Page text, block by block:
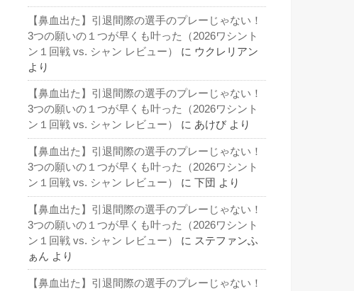
【鼻血出た】引退間際の選手のプレーじゃない！
3つの願いの１つが早くも叶った（2026ワシント
ン１回戦 vs. シャン レビュー）
に ウクレリアン
より
【鼻血出た】引退間際の選手のプレーじゃない！
3つの願いの１つが早くも叶った（2026ワシント
ン１回戦 vs. シャン レビュー）
に あけび より
【鼻血出た】引退間際の選手のプレーじゃない！
3つの願いの１つが早くも叶った（2026ワシント
ン１回戦 vs. シャン レビュー）
に 下団 より
【鼻血出た】引退間際の選手のプレーじゃない！
3つの願いの１つが早くも叶った（2026ワシント
ン１回戦 vs. シャン レビュー）
に ステファンふ
ぁん より
【鼻血出た】引退間際の選手のプレーじゃない！